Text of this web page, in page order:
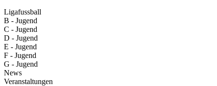
Ligafussball
B - Jugend
C - Jugend
D - Jugend
E - Jugend
F - Jugend
G - Jugend
News
Veranstaltungen